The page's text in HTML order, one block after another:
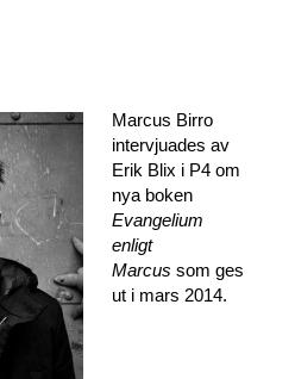
Marcus Birro
intervjuades av
Erik Blix i P4 om
nya boken
Evangelium
enligt
Marcus som ges
ut i mars 2014.